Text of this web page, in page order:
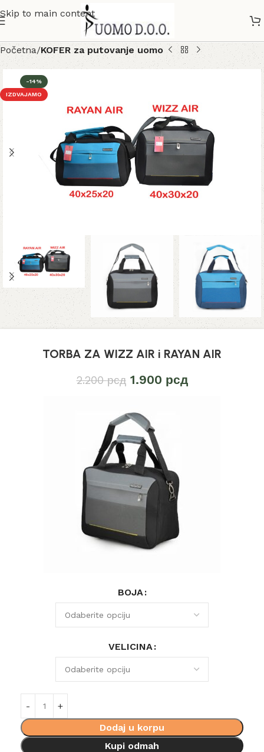
Skip to main content
Početna KOFER za putovanje uomo
-14%
IZDVAJAMO
TORBA ZA WIZZ AIR i RAYAN AIR
2.200рсд 1.900 рсд
BOJA
VELICINA
Dodaj u korpu
Kupi odmah